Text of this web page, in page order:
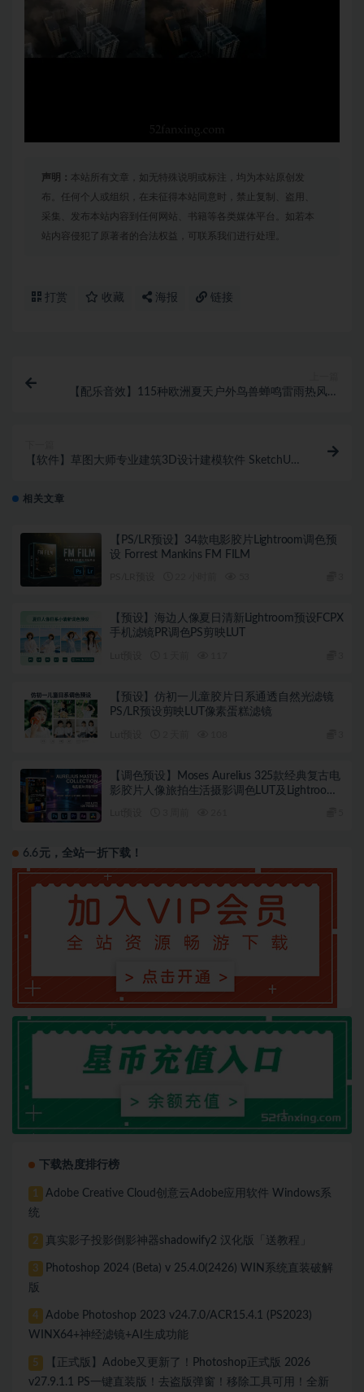
声明： 本站所有文章，如无特殊说明或标注，均为本站原创发
布。任何个人或组织，在未征得本站同意时，禁止复制、盗用、
采集、发布本站内容到任何网站、书籍等各类媒体平台。如若本
站内容侵犯了原著者的合法权益，可联系我们进行处理。
打赏 收藏 海报 链接
【配乐音效】115种欧洲夏天户外鸟兽蝉鸣雷雨热风大
【软件】草图大师专业建筑3D设计建模软件 SketchUp
相关文章
【PS/LR预设】34款电影胶片Lightroom调色预
设 Forrest Mankins FM FILM
【预设】海边人像夏日清新Lightroom预设FCPX
手机滤镜PR调色PS剪映LUT
【预设】仿初一儿童胶片日系通透自然光滤镜
PS/LR预设剪映LUT像素蛋糕滤镜
【调色预设】Moses Aurelius 325款经典复古电
影胶片人像旅拍生活摄影调色LUT及Lightroom
6.6元，全站一折下载！
下载热度排行榜
1
Adobe Creative Cloud创意云Adobe应用软件 Windows系
统
2 真实影子投影倒影神器shadowify2 汉化版「送教程」
3
Photoshop 2024 (Beta) v 25.4.0(2426) WIN系统直装破解
版
4
Adobe Photoshop 2023 v24.7.0/ACR15.4.1 (PS2023)
WINX64+神经滤镜+AI生成功能
5
【正式版】Adobe又更新了！Photoshop正式版 2026
v27.9.1.1 PS一键直装版！去盗版弹窗！移除工具可用！全新